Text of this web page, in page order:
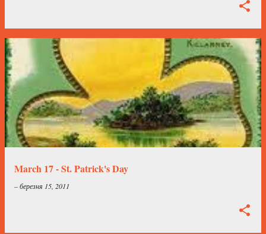
March 17 - St. Patrick's Day
–березня 15, 2011